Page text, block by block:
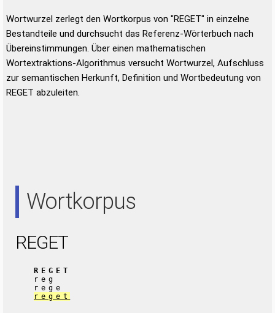
Wortwurzel zerlegt den Wortkorpus von "REGET" in einzelne
Bestandteile und durchsucht das Referenz-Wörterbuch nach
Übereinstimmungen. Über einen mathematischen
Wortextraktions-Algorithmus versucht Wortwurzel, Aufschluss
zur semantischen Herkunft, Definition und Wortbedeutung von
REGET abzuleiten.
Wortkorpus
REGET
REGET
reg
rege
reget